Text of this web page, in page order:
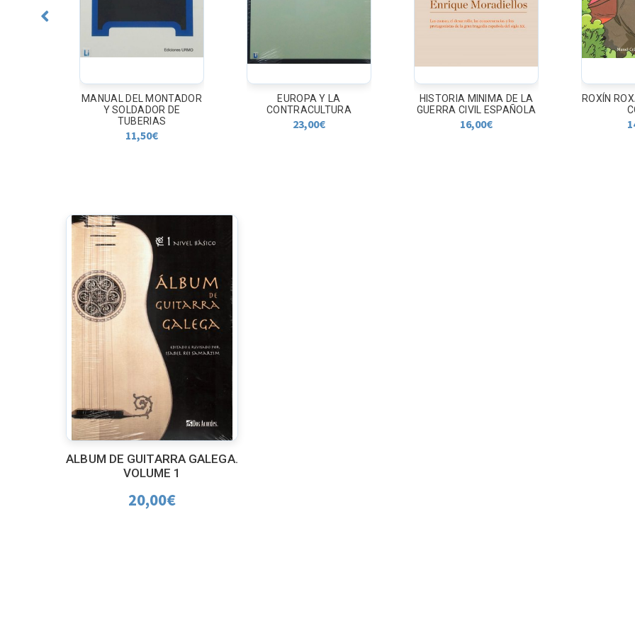
EUROPA Y LA
CONTRACULTURA
23,00€
HISTORIA MINIMA DE LA
GUERRA CIVIL ESPAÑOLA
16,00€
ROXÍN ROXAL. A DAGA DO
CONDE
14,90€
OS
ALBUM DE GUITARRA GALEGA.
VOLUME 1
20,00€